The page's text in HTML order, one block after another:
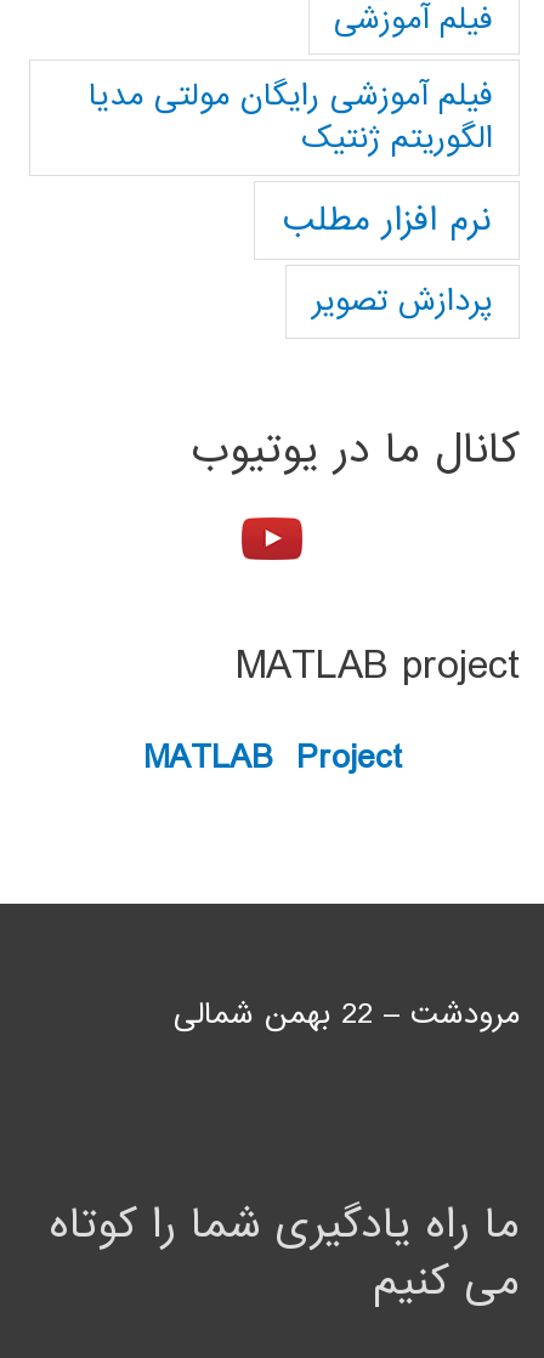
فیلم آموزشی
فیلم آموزشی رایگان مولتی مدیا
الگوریتم ژنتیک
نرم افزار مطلب
پردازش تصویر
کانال ما در یوتیوب
MATLAB project
MATLAB Project
مرودشت – 22 بهمن شمالی
ما راه یادگیری شما را کوتاه
می کنیم